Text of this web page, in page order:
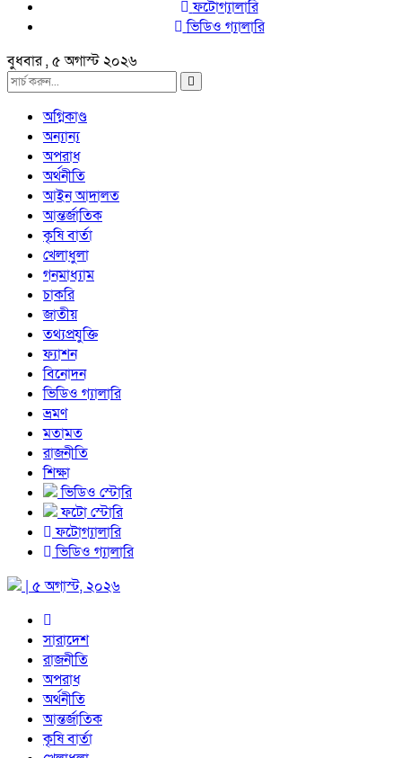
ফটোগ্যালারি
ভিডিও গ্যালারি
বুধবার , ৫ অগাস্ট ২০২৬
অগ্নিকাণ্ড
অন্যান্য
অপরাধ
অর্থনীতি
আইন আদালত
আন্তর্জাতিক
কৃষি বার্তা
খেলাধুলা
গনমাধ্যাম
চাকরি
জাতীয়
তথ্যপ্রযুক্তি
ফ্যাশন
বিনোদন
ভিডিও গ্যালারি
ভ্রমণ
মতামত
রাজনীতি
শিক্ষা
ভিডিও স্টোরি
ফটো স্টোরি
ফটোগ্যালারি
ভিডিও গ্যালারি
| ৫ অগাস্ট, ২০২৬
সারাদেশ
রাজনীতি
অপরাধ
অর্থনীতি
আন্তর্জাতিক
কৃষি বার্তা